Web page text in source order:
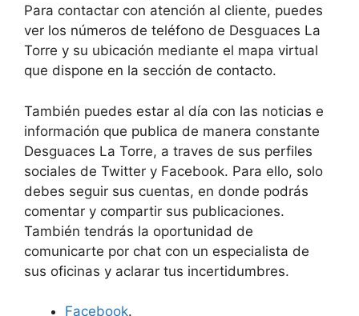
Para contactar con atención al cliente, puedes
ver los números de teléfono de Desguaces La
Torre y su ubicación mediante el mapa virtual
que dispone en la sección de contacto.
También puedes estar al día con las noticias e
información que publica de manera constante
Desguaces La Torre, a traves de sus perfiles
sociales de Twitter y Facebook. Para ello, solo
debes seguir sus cuentas, en donde podrás
comentar y compartir sus publicaciones.
También tendrás la oportunidad de
comunicarte por chat con un especialista de
sus oficinas y aclarar tus incertidumbres.
Facebook.